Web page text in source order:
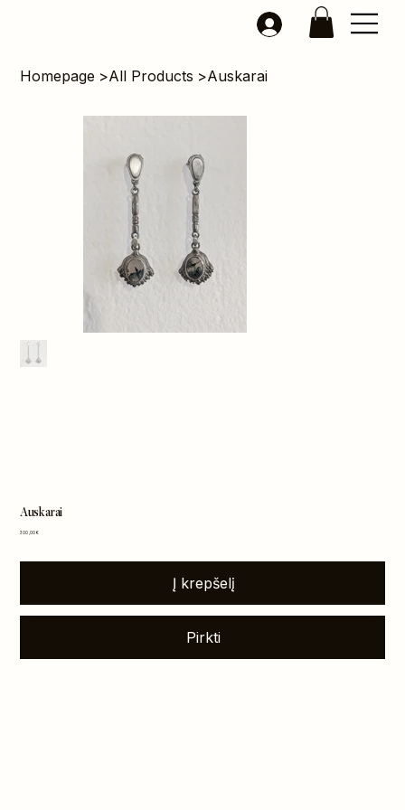
Homepage >All Products >Auskarai
Auskarai
Kaina
300,00 €
Į krepšelį
Pirkti